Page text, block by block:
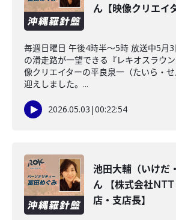
ん【映像クリエイ
毎週日曜日 午後4時半～5時 放送中5月
の滑走路が一望できる『レキオスラウ
像クリエイターの平良泉一（たいら・
迎えしました。...
2026.05.03 |00:22:54
池田大輔（いけだ
ん 【株式会社
店・支店長】